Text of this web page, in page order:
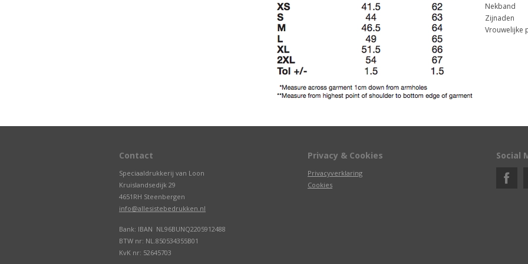
Nekband
Zijnaden
Vrouwelijke
Contact
Speciaaldrukkerij van Loon
Kruislandsedijk 29
4651RH Steenbergen
info@allesistebedrukken.nl
Bank: IBAN NL96BUNQ2205912488
BTW nr: NL.850534355B01
KvK nr: 52645703
Privacy & Cookies
Privacyverklaring
Cookies
Social